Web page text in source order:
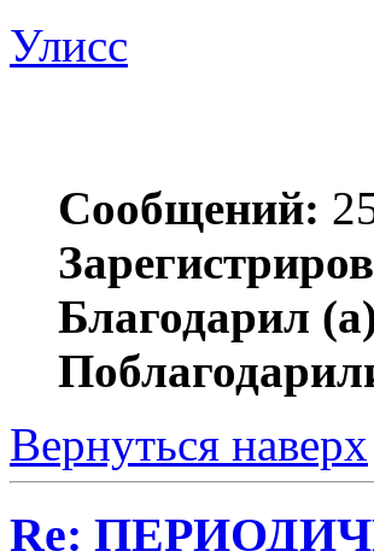
Улисс
Сообщений:
Благодарил
Вернуться наверх
Re: